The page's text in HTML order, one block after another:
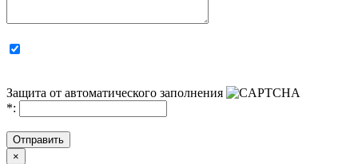
Защита от автоматического заполнения
*:
Отправить
×